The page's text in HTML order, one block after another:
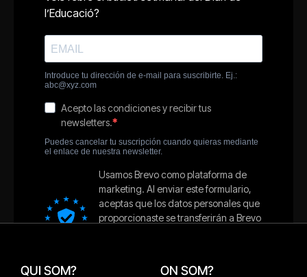
QUI SOM? ON SOM?